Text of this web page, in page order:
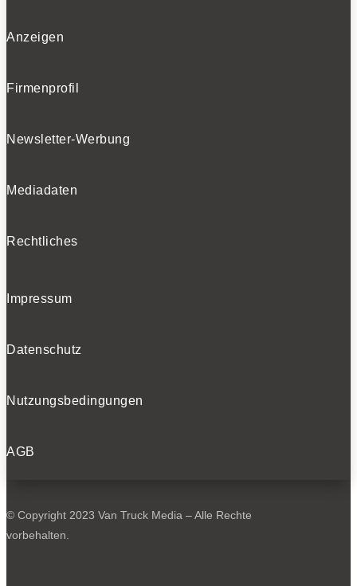
Anzeigen
Firmenprofil
Newsletter-Werbung
Mediadaten
Rechtliches
Impressum
Datenschutz
Nutzungsbedingungen
AGB
© Copyright 2023 Van Truck Media – Alle Rechte
vorbehalten.